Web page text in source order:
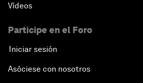
Vídeos
Participe en el Foro
Iniciar sesión
Asóciese con nosotros